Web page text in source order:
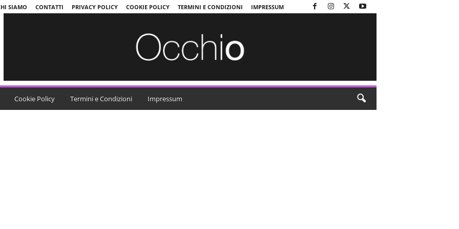
SIAMO CONTATTI PRIVACY POLICY COOKIE POLICY TERMINI E CONDIZIONI IMPRESSUM
Cookie Policy Termini e Condizioni Impressum